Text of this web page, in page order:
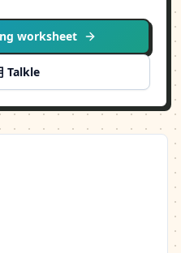
worksheet
Talkle